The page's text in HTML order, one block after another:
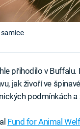
přihodilo v
jak živoří ve
podmínkách
Fund for Animal